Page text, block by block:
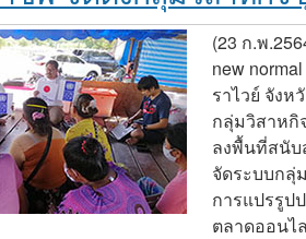
(23 ก.พ
new
ราไวย์ จังห
กลุ่มวิสาห
ลงพื้นที่สนั
จัดระบบกลุ่
การแปรรูป
ตลาดออนไ